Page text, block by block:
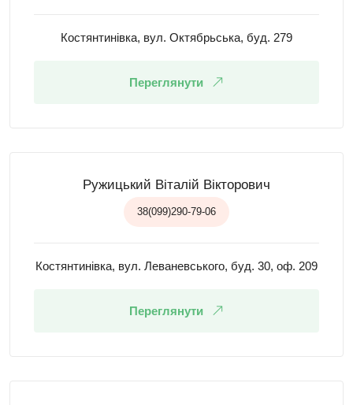
Костянтинівка, вул. Октябрьська, буд. 279
Переглянути
Ружицький Віталій Вікторович
38(099)290-79-06
Костянтинівка, вул. Леваневського, буд. 30, оф. 209
Переглянути